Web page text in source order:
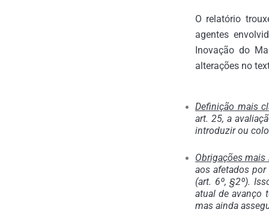
O relatório
agentes
Inovação do
alterações no
Definição mais
art. 25, a
introduzir ou
Obrigações mais
aos afetados
(art. 6º, §2º).
atual de avanço
mas ainda